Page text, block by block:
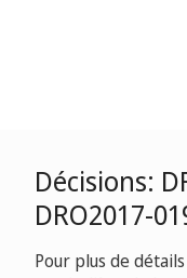
Décisions:
DRO2017-
Pour plus de